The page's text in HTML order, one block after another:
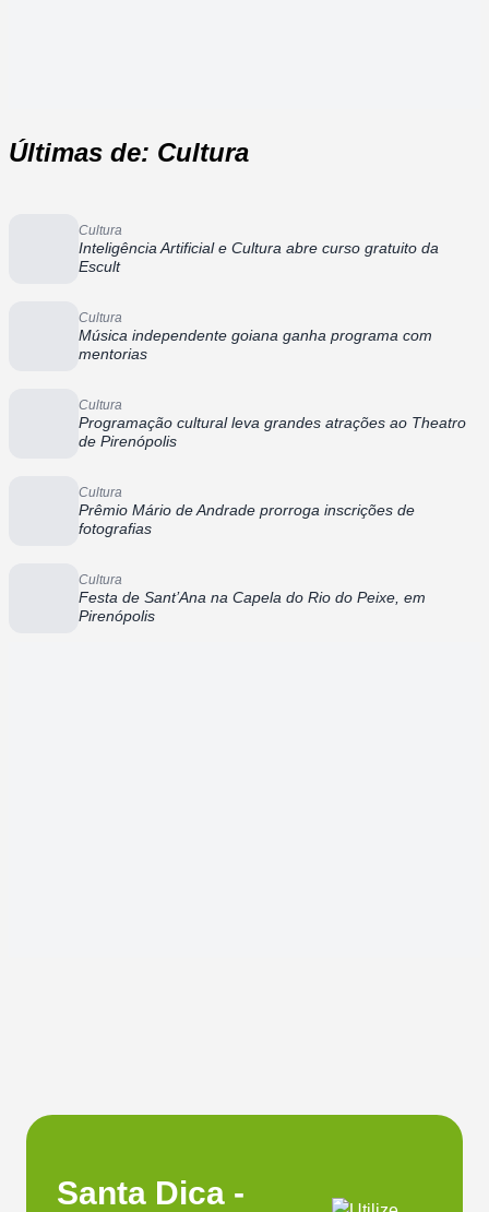
Últimas de: Cultura
Cultura
Inteligência Artificial e Cultura abre curso gratuito da
Escult
Cultura
Música independente goiana ganha programa com
mentorias
Cultura
Programação cultural leva grandes atrações ao Theatro
de Pirenópolis
Cultura
Prêmio Mário de Andrade prorroga inscrições de
fotografias
Cultura
Festa de Sant’Ana na Capela do Rio do Peixe, em
Pirenópolis
Santa Dica -